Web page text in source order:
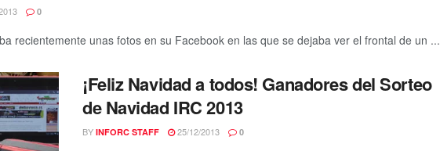
0
recientemente unas fotos en su Facebook en las que se dejaba ver el frontal de un ...
¡Feliz Navidad a todos! Ganadores del Sorteo
de Navidad IRC 2013
BY INFORC STAFF 25/12/2013 0